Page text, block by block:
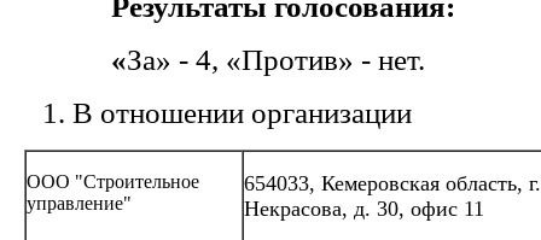
Результаты голосования:
«За» - 4, «Против» - нет.
В отношении организации
ООО "Строительное
управление"
654033, Кемеровская область,
Некрасова, д. 30, офис 11